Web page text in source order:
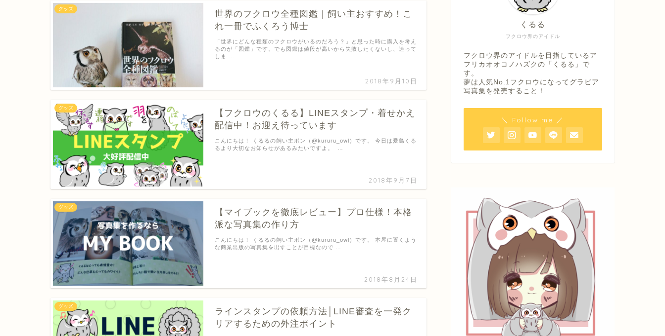
グッズ
世界のフクロウ全種図鑑｜飼い主おすすめ！こ
れ一冊でふくろう博士
2018年9月10日
「世界にどんな種類のフクロウがいるのだろう？」と思った時に購入を考え
るのが「図鑑」です。でも図鑑は値段が高いから失敗したくないし、迷って
しま …
グッズ
【フクロウのくるる】LINEスタンプ・着せかえ
配信中！お迎え待っています
2018年9月7日
こんにちは！ くるるの飼い主ポン（@kururu_owl）です。 今日は愛鳥くる
るより大切なお知らせがあるみたいですよ。 …
グッズ
【マイブックを徹底レビュー】プロ仕様！本格
派な写真集の作り方
2018年8月24日
こんにちは！ くるるの飼い主ポン（@kururu_owl）です。 本屋に置くよう
な商業出版の写真集を出すことが目標なので …
グッズ
ラインスタンプの依頼方法│LINE審査を一発ク
リアするための外注ポイント
フクロウ界のアイドル
くるる
フクロウ界のアイドルを目指しているア
フリカオオコノハズクの「くるる」で
す。
夢は人気No.1フクロウになってグラビア
写真集を発売すること！
＼ Follow me ／